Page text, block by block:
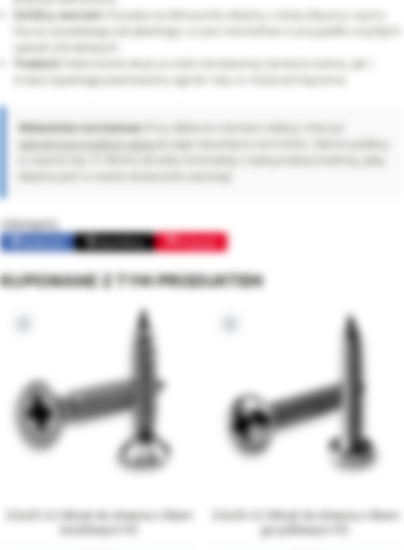
Solidny sworzeń:
Pozwala na dokręcenie obejmy z dużą siłą przy użyciu
klucza nasadowego lub płaskiego, co jest niemożliwe w przypadku zwykłych
Trwałość:
Pełna konstrukcja ze stali nierdzewnej (zarówno taśma, jak i
śruba) zapobiega powstawaniu ognisk rdzy w miejscach łączenia.
Wskazówka montażowa: Przy doborze rozmiaru należy mierzyć
zewnętrzną średnicę węża po jego nasunięciu na króciec. Zakres podany
Udostępnij:
Opublikuj Pinterest
KUPOWANE Z TYM PRODUKTEM
stożkowym PZ grzybkowym PZ